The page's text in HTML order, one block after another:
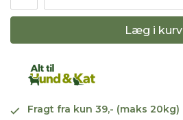
Læg i kurv
Fragt fra kun 39,- (maks 20kg)